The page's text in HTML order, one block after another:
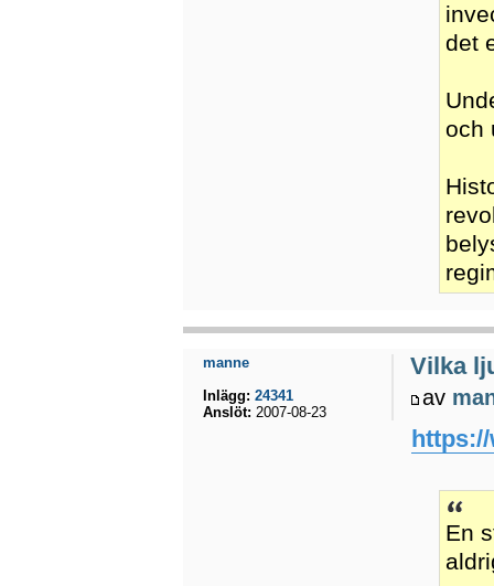
det
och
Vilka
av
En
manne
Inlägg: 24341
Anslöt: 2007-08-23